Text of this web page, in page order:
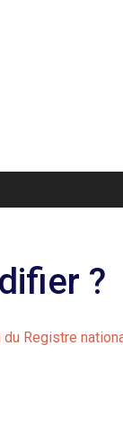
?
Registre